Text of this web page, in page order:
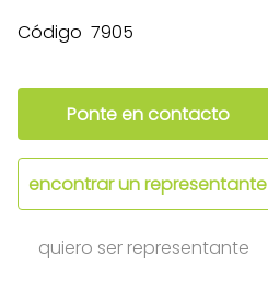
Código 7905
Ponte en contacto
encontrar un representante
quiero ser representante